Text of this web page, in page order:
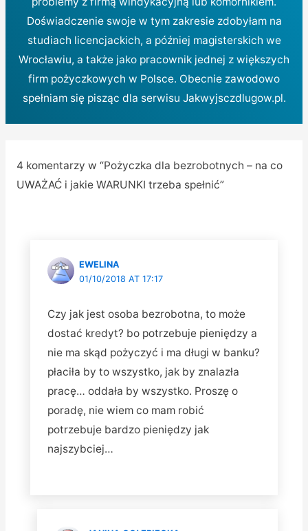
Doświadczenie swoje w tym zakresie zdobyłam na
studiach licencjackich, a później magisterskich we
Wrocławiu, a także jako pracownik jednej z większych
firm pożyczkowych w Polsce. Obecnie zawodowo
spełniam się pisząc dla serwisu Jakwyjsczdlugow.pl.
4 komentarzy w “Pożyczka dla bezrobotnych – na co
UWAŻAĆ i jakie WARUNKI trzeba spełnić”
EWELINA
01/10/2018 AT 17:17
Czy jak jest osoba bezrobotna, to może
dostać kredyt? bo potrzebuje pieniędzy a
nie ma skąd pożyczyć i ma długi w banku?
płaciła by to wszystko, jak by znalazła
pracę… oddała by wszystko. Proszę o
poradę, nie wiem co mam robić
potrzebuje bardzo pieniędzy jak
najszybciej…